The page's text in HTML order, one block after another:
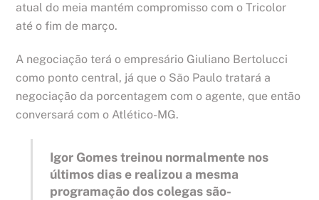
atual do meia mantém compromisso com o Tricolor
até o fim de março.
A negociação terá o empresário Giuliano Bertolucci
como ponto central, já que o São Paulo tratará a
negociação da porcentagem com o agente, que então
conversará com o Atlético-MG.
Igor Gomes treinou normalmente nos
últimos dias e realizou a mesma
programação dos colegas são-